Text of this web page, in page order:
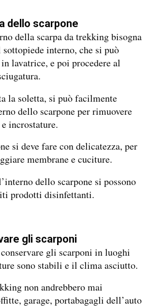
dello scarpone
della scarpa da trekking bisogna
interno, che si può
lavatrice, e poi procedere al
la soletta, si può facilmente
dello scarpone per rimuovere
incrostature.
si deve fare con delicatezza, per
membrane e cuciture.
dello scarpone si possono
prodotti disinfettanti.
gli scarponi
gli scarponi in luoghi
sono stabili e il clima asciutto.
non andrebbero mai
garage, portabagagli dell’auto